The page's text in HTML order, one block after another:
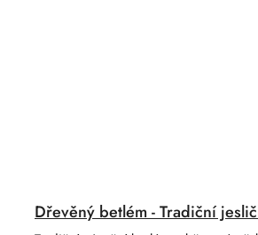
Dřevěný betlém - Tradiční